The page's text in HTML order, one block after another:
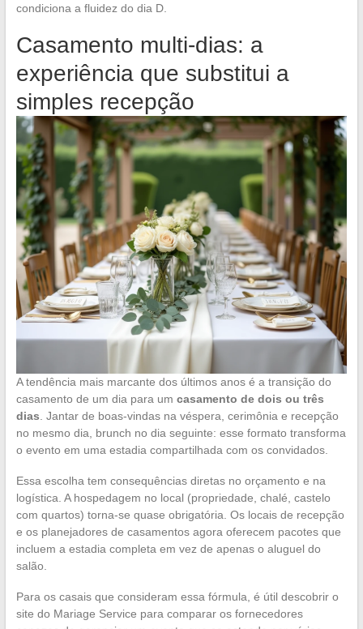
condiciona a fluidez do dia D.
Casamento multi-dias: a
experiência que substitui a
simples recepção
A tendência mais marcante dos últimos anos é a transição do
casamento de um dia para um casamento de dois ou três
dias . Jantar de boas-vindas na véspera, cerimônia e recepção
no mesmo dia, brunch no dia seguinte: esse formato transforma
o evento em uma estadia compartilhada com os convidados.
Essa escolha tem consequências diretas no orçamento e na
logística. A hospedagem no local (propriedade, chalé, castelo
com quartos) torna-se quase obrigatória. Os locais de recepção
e os planejadores de casamentos agora oferecem pacotes que
incluem a estadia completa em vez de apenas o aluguel do
salão.
Para os casais que consideram essa fórmula, é útil descobrir o
site do Mariage Service para comparar os fornecedores